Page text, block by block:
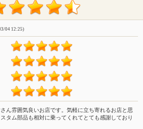
04 12:25)
ん雰囲気良いお店です。気軽に立ち寄れるお店と思
タム部品も相対に乗ってくれてとても感謝しており